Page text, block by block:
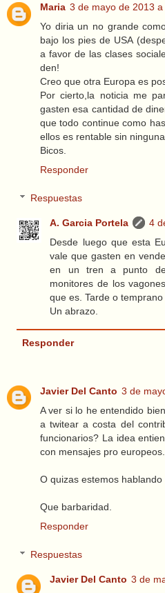
Maria 3 de mayo de 2013 a
Yo diria un no grande
bajo los pies de USA
a favor de las clases
den!
Creo que otra Europa es
Por cierto,la noticia me
gasten esa cantidad de
que todo continue como
ellos es rentable sin ninguna
Bicos.
Responder
Respuestas
A. Garcia Portela
4
Desde luego que esta
vale que gasten en
en un tren a punto
monitores de los
que es. Tarde o
Un abrazo.
Responder
Javier Del Canto 3 de
A ver si lo he entendido
a twitear a costa del
funcionarios? La idea
con mensajes pro europeos.
O quizas estemos hablando
Que barbaridad.
Responder
Respuestas
Javier Del Canto 3 de